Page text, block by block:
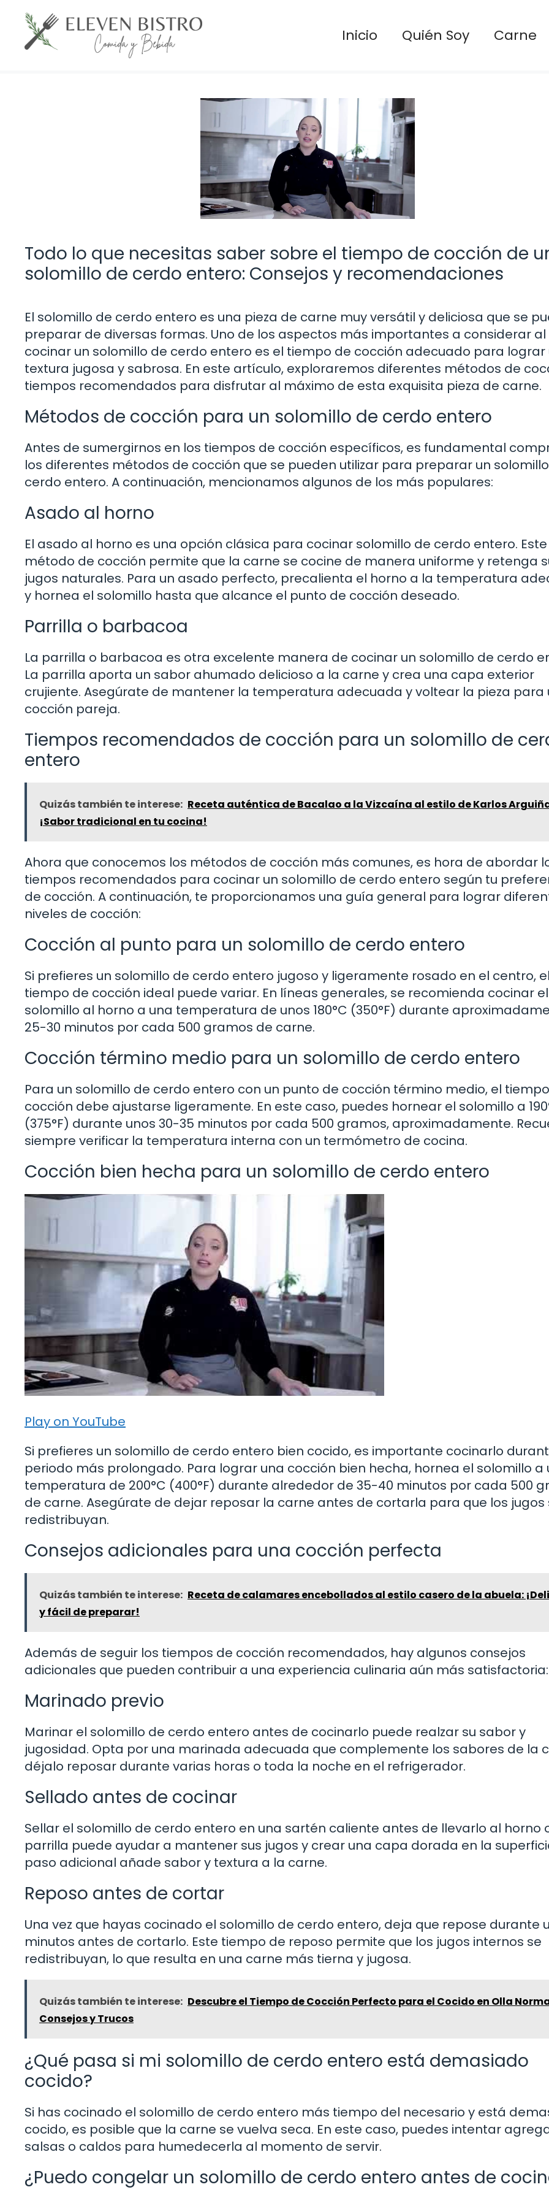
Saltar
contenido
Inicio Quién Soy Carne
Todo lo que necesitas saber sobre el tiempo de cocción de
solomillo de cerdo entero: Consejos y recomendaciones
El solomillo de cerdo entero es una pieza de carne muy versátil y deliciosa que se
preparar de diversas formas. Uno de los aspectos más importantes a considerar al
cocinar un solomillo de cerdo entero es el tiempo de cocción adecuado para lograr
textura jugosa y sabrosa. En este artículo, exploraremos diferentes métodos de
tiempos recomendados para disfrutar al máximo de esta exquisita pieza de carne.
Métodos de cocción para un solomillo de cerdo entero
Antes de sumergirnos en los tiempos de cocción específicos, es fundamental
los diferentes métodos de cocción que se pueden utilizar para preparar un
cerdo entero. A continuación, mencionamos algunos de los más populares:
Asado al horno
El asado al horno es una opción clásica para cocinar solomillo de cerdo entero. Este
método de cocción permite que la carne se cocine de manera uniforme y retenga
jugos naturales. Para un asado perfecto, precalienta el horno a la temperatura
y hornea el solomillo hasta que alcance el punto de cocción deseado.
Parrilla o barbacoa
La parrilla o barbacoa es otra excelente manera de cocinar un solomillo de cerdo
La parrilla aporta un sabor ahumado delicioso a la carne y crea una capa exterior
crujiente. Asegúrate de mantener la temperatura adecuada y voltear la pieza para
cocción pareja.
Tiempos recomendados de cocción para un solomillo de
entero
Quizás también te interese: Receta auténtica de Bacalao a la Vizcaína al estilo de Karlos
¡Sabor tradicional en tu cocina!
Ahora que conocemos los métodos de cocción más comunes, es hora de abordar
tiempos recomendados para cocinar un solomillo de cerdo entero según tu
de cocción. A continuación, te proporcionamos una guía general para lograr
niveles de cocción:
Cocción al punto para un solomillo de cerdo entero
Si prefieres un solomillo de cerdo entero jugoso y ligeramente rosado en el centro, el
tiempo de cocción ideal puede variar. En líneas generales, se recomienda cocinar el
solomillo al horno a una temperatura de unos 180°C (350°F) durante
25-30 minutos por cada 500 gramos de carne.
Cocción término medio para un solomillo de cerdo entero
Para un solomillo de cerdo entero con un punto de cocción término medio, el
cocción debe ajustarse ligeramente. En este caso, puedes hornear el solomillo a
(375°F) durante unos 30-35 minutos por cada 500 gramos, aproximadamente.
siempre verificar la temperatura interna con un termómetro de cocina.
Cocción bien hecha para un solomillo de cerdo entero
Play on YouTube
Si prefieres un solomillo de cerdo entero bien cocido, es importante cocinarlo
periodo más prolongado. Para lograr una cocción bien hecha, hornea el solomillo a
temperatura de 200°C (400°F) durante alrededor de 35-40 minutos por cada 500
de carne. Asegúrate de dejar reposar la carne antes de cortarla para que los jugos
redistribuyan.
Consejos adicionales para una cocción perfecta
Quizás también te interese: Receta de calamares encebollados al estilo casero de la abuela:
y fácil de preparar!
Además de seguir los tiempos de cocción recomendados, hay algunos consejos
adicionales que pueden contribuir a una experiencia culinaria aún más satisfactoria:
Marinado previo
Marinar el solomillo de cerdo entero antes de cocinarlo puede realzar su sabor y
jugosidad. Opta por una marinada adecuada que complemente los sabores de la
déjalo reposar durante varias horas o toda la noche en el refrigerador.
Sellado antes de cocinar
Sellar el solomillo de cerdo entero en una sartén caliente antes de llevarlo al horno
parrilla puede ayudar a mantener sus jugos y crear una capa dorada en la
paso adicional añade sabor y textura a la carne.
Reposo antes de cortar
Una vez que hayas cocinado el solomillo de cerdo entero, deja que repose durante
minutos antes de cortarlo. Este tiempo de reposo permite que los jugos internos se
redistribuyan, lo que resulta en una carne más tierna y jugosa.
Quizás también te interese: Descubre el Tiempo de Cocción Perfecto para el Cocido en Olla
Consejos y Trucos
¿Qué pasa si mi solomillo de cerdo entero está demasiado
cocido?
Si has cocinado el solomillo de cerdo entero más tiempo del necesario y está
cocido, es posible que la carne se vuelva seca. En este caso, puedes intentar
salsas o caldos para humedecerla al momento de servir.
¿Puedo congelar un solomillo de cerdo entero antes de